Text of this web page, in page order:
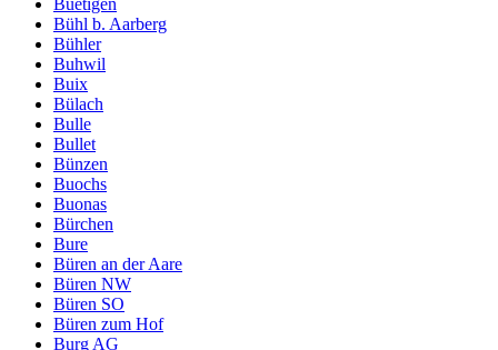
Bühl b. Aarberg
Bühler
Buhwil
Buix
Bülach
Bulle
Bullet
Bünzen
Buochs
Buonas
Bürchen
Bure
Büren an der Aare
Büren NW
Büren SO
Büren zum Hof
Burg AG